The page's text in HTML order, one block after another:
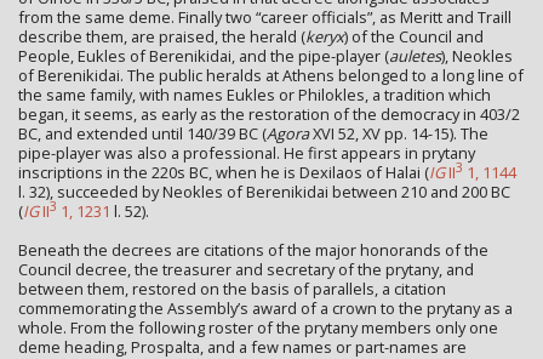
from the same deme. Finally two “career officials”, as Meritt and Traill
describe them, are praised, the herald (keryx) of the Council and
People, Eukles of Berenikidai, and the pipe-player (auletes), Neokles
of Berenikidai. The public heralds at Athens belonged to a long line of
the same family, with names Eukles or Philokles, a tradition which
began, it seems, as early as the restoration of the democracy in 403/2
BC, and extended until 140/39 BC (AgoraXVI 52, XV pp. 14-15). The
pipe-player was also a professional. He first appears in prytany
inscriptions in the 220s BC, when he is Dexilaos of Halai (IGII3 1, 1144
l. 32), succeeded by Neokles of Berenikidai between 210 and 200 BC
(IGII3 1, 1231 l. 52).
Beneath the decrees are citations of the major honorands of the
Council decree, the treasurer and secretary of the prytany, and
between them, restored on the basis of parallels, a citation
commemorating the Assembly’s award of a crown to the prytany as a
whole. From the following roster of the prytany members only one
deme heading, Prospalta, and a few names or part-names are